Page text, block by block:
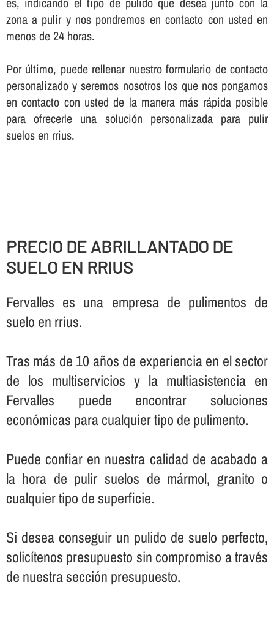
zona a pulir y nos pondremos en contacto con usted en
menos de 24 horas.
Por último, puede rellenar nuestro formulario de contacto
personalizado y seremos nosotros los que nos pongamos
en contacto con usted de la manera más rápida posible
para ofrecerle una solución personalizada para pulir
suelos en rrius.
PRECIO DE ABRILLANTADO DE
SUELO EN RRIUS
Fervalles es una empresa de pulimentos de
suelo en rrius.
Tras más de 10 años de experiencia en el sector
de los multiservicios y la multiasistencia en
Fervalles puede encontrar soluciones
económicas para cualquier tipo de pulimento.
Puede confiar en nuestra calidad de acabado a
la hora de pulir suelos de mármol, granito o
cualquier tipo de superficie.
Si desea conseguir un pulido de suelo perfecto,
solicí­tenos presupuesto sin compromiso a través
de nuestra sección presupuesto.